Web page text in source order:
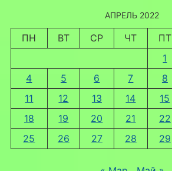
АПРЕЛЬ 2022
ПН ВТ СР ЧТ ПТ
1
4
5 6 7 8
11
12 13 14 15
18
19 20 21 22
25
26 27 28 29